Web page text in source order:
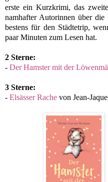
erste ein Kurzkrimi, das
namhafter Autorinnen über die
bestens für den Städtetrip,
paar Minuten zum Lesen hat.
2 Sterne:
- Der Hamster mit der
3 Sterne:
- Elsässer Rache von Jean-